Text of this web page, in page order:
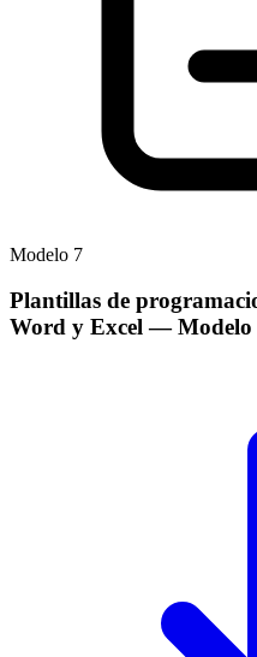
Modelo 7
Plantillas de
Word y Excel— Modelo